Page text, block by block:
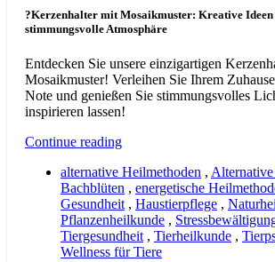
?Kerzenhalter mit Mosaikmuster: Kreative
stimmungsvolle Atmosphäre
Entdecken Sie unsere einzigartigen
Mosaikmuster! Verleihen Sie Ihrem
Note und genießen Sie stimmungsvolles
inspirieren lassen!
Continue reading
alternative Heilmethoden ,
Bachblüten , energetische
Gesundheit , Haustierpflege ,
Pflanzenheilkunde ,
Tiergesundheit , Tierheilkunde ,
Wellness für Tiere